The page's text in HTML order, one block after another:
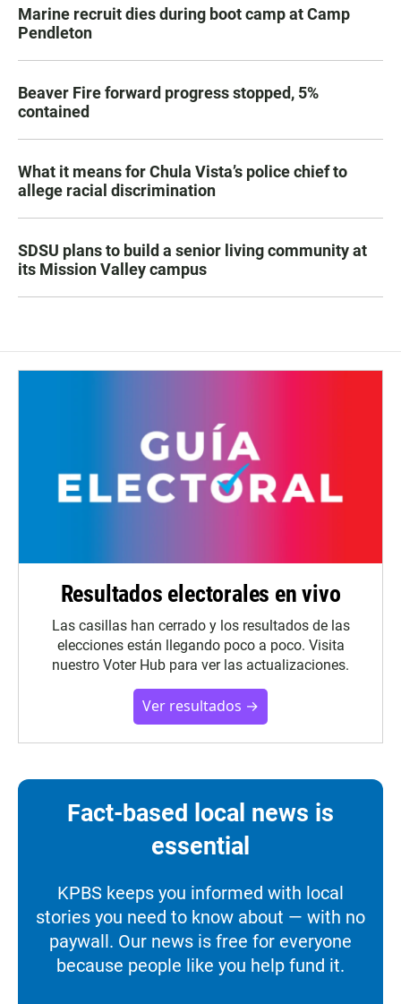
Marine recruit dies during boot camp at Camp
Pendleton
Beaver Fire forward progress stopped, 5%
contained
What it means for Chula Vista’s police chief to
allege racial discrimination
SDSU plans to build a senior living community at
its Mission Valley campus
Resultados electorales en vivo
Las casillas han cerrado y los resultados de las
elecciones están llegando poco a poco. Visita
nuestro Voter Hub para ver las actualizaciones.
Ver resultados →
Fact-based local news is
essential
KPBS keeps you informed with local
stories you need to know about — with no
paywall. Our news is free for everyone
because people like you help fund it.